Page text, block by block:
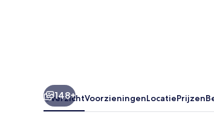
148+
OverzichtVoorzieningenLocatiePrijzen